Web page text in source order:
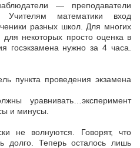
— преподаватели
Учителям математики вход
разных школ. Для многих
некоторых просто оценка в
госэкзамена нужно за 4 часа.
пункта проведения экзамена
уравнивать…эксперимент
и минусы.
не волнуются. Говорят, что
долго. Теперь осталось лишь